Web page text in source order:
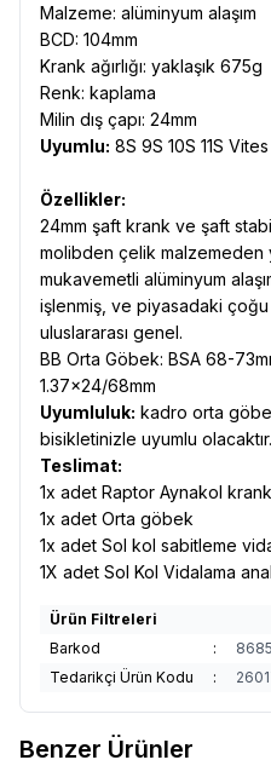
Malzeme: alüminyum alaşım
BCD: 104mm
Krank ağırlığı: yaklaşık 675g
Renk: kaplama
Milin dış çapı: 24mm
Uyumlu: 8S 9S 10S 11S Vites
Özellikler:
24mm şaft krank ve şaft
molibden çelik malzemeden
mukavemetli alüminyum
işlenmiş, ve piyasadaki
uluslararası genel.
BB Orta Göbek: BSA 68-
1.37x24/68mm
Uyumluluk: kadro orta
bisikletinizle uyumlu olacaktır.
Teslimat:
1x adet Raptor Aynakol krank
1x adet Orta göbek
1x adet Sol kol sabitleme
1X adet Sol Kol Vidalama
Ürün Filtreleri
Barkod
:
Tedarikçi Ürün Kodu
:
Benzer Ürünler